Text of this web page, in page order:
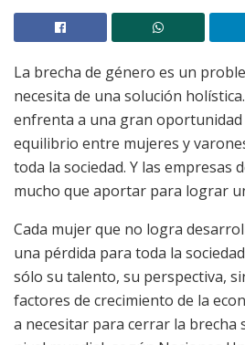
La brecha de género es un
necesita de una solución
enfrenta a una gran
equilibrio entre mujeres y
toda la sociedad. Y las empresas
mucho que aportar para lograr
Cada mujer que no logra
una pérdida para toda la
sólo su talento, su perspectiva,
factores de crecimiento de la
a necesitar para cerrar la brecha